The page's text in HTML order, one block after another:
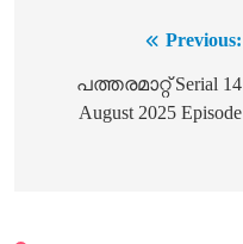
navigation
Previous:
പത്തരമാറ്റ് Serial 14
August 2025 Episode